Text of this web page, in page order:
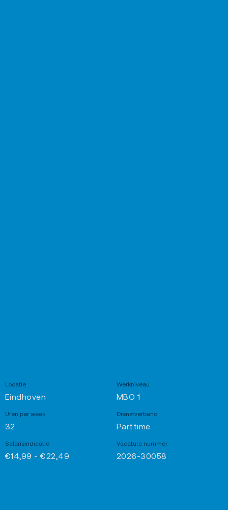
Locatie
Eindhoven
Werkniveau
MBO 1
Uren per week
32
Dienstverband
Parttime
Salarisindicatie
€14,99 - €22,49
Vacature nummer
2026-30058